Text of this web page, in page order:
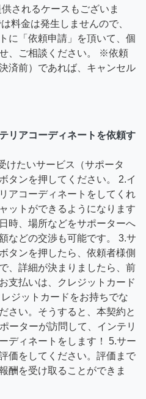
されるケースもございま
料金は発生しませんので、
に「依頼申請」を頂いて、個
、ご相談ください。 ※依頼
済前）であれば、キャンセル
リアコーディネートを依頼す
けたいサービス（サポータ
タンを押してください。 2.イ
アコーディネートをしてくれ
ットができるようになります
時、場所などをサポーターへ
などの交渉も可能です。 3.サ
タンを押したら、依頼者様側
、詳細が決まりましたら、前
支払いは、クレジットカード
ジットカードをお持ちでな
さい。そうすると、本契約と
ーターが訪問して、インテリ
ディネートをします！ 5.サー
価をしてください。評価まで
酬を受け取ることができま